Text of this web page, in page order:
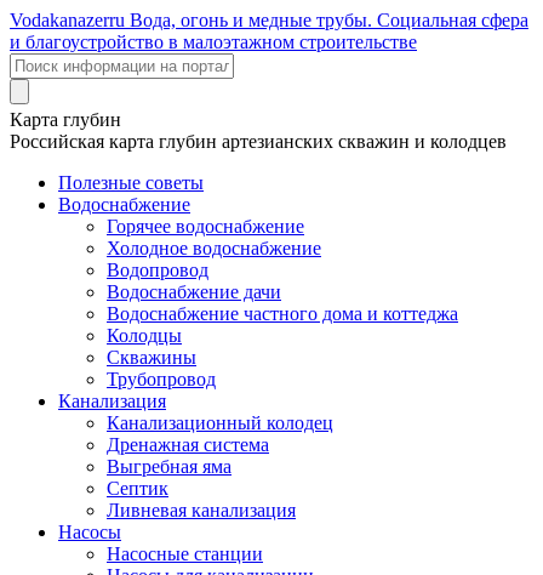
Vodakanazerru Вода, огонь и медные трубы. Социальная сфера
и благоустройство в малоэтажном строительстве
Карта глубин
Российская карта глубин артезианских скважин и колодцев
Полезные советы
Водоснабжение
Горячее водоснабжение
Холодное водоснабжение
Водопровод
Водоснабжение дачи
Водоснабжение частного дома и коттеджа
Колодцы
Скважины
Трубопровод
Канализация
Канализационный колодец
Дренажная система
Выгребная яма
Септик
Ливневая канализация
Насосы
Насосные станции